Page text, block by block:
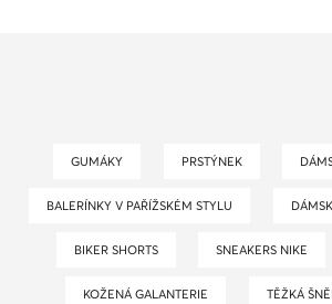
GUMÁKY PRSTÝNEK
BALERÍNKY V PAŘÍŽSKÉM STYLU
BIKER SHORTS SNEAKERS NIKE
KOŽENÁ GALANTERIE TĚŽKÁ